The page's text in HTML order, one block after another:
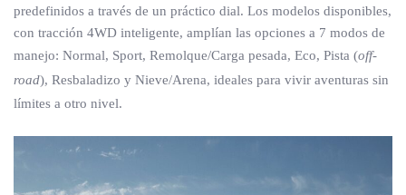
predefinidos a través de un práctico dial. Los modelos disponibles,
con tracción 4WD inteligente, amplían las opciones a 7 modos de
manejo: Normal, Sport, Remolque/Carga pesada, Eco, Pista (off-
road), Resbaladizo y Nieve/Arena, ideales para vivir aventuras sin
límites a otro nivel.